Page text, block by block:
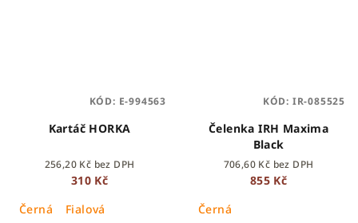
Kartáč HORKA
256,20 Kč bez DPH
310 Kč
Černá
Fialová
KÓD: E-994563
Čelenka IRH Maxima
Black
706,60 Kč bez DPH
855 Kč
Černá
KÓD: IR-085525